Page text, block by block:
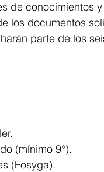
de conocimientos
los documentos
parte de los
(mínimo 9°).
(Fosyga).